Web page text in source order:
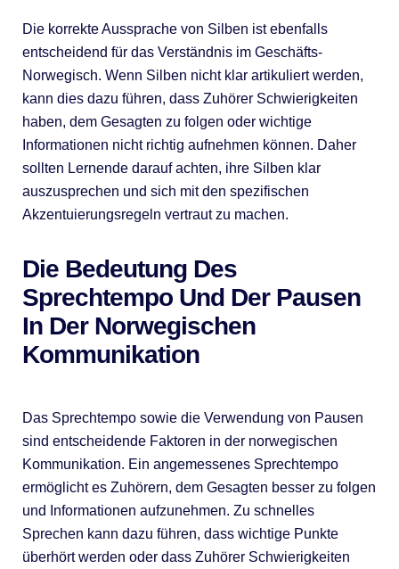
Die korrekte Aussprache von Silben ist ebenfalls
entscheidend für das Verständnis im Geschäfts-
Norwegisch. Wenn Silben nicht klar artikuliert werden,
kann dies dazu führen, dass Zuhörer Schwierigkeiten
haben, dem Gesagten zu folgen oder wichtige
Informationen nicht richtig aufnehmen können. Daher
sollten Lernende darauf achten, ihre Silben klar
auszusprechen und sich mit den spezifischen
Akzentuierungsregeln vertraut zu machen.
Die Bedeutung Des
Sprechtempo Und Der Pausen
In Der Norwegischen
Kommunikation
Das Sprechtempo sowie die Verwendung von Pausen
sind entscheidende Faktoren in der norwegischen
Kommunikation. Ein angemessenes Sprechtempo
ermöglicht es Zuhörern, dem Gesagten besser zu folgen
und Informationen aufzunehmen. Zu schnelles
Sprechen kann dazu führen, dass wichtige Punkte
überhört werden oder dass Zuhörer Schwierigkeiten